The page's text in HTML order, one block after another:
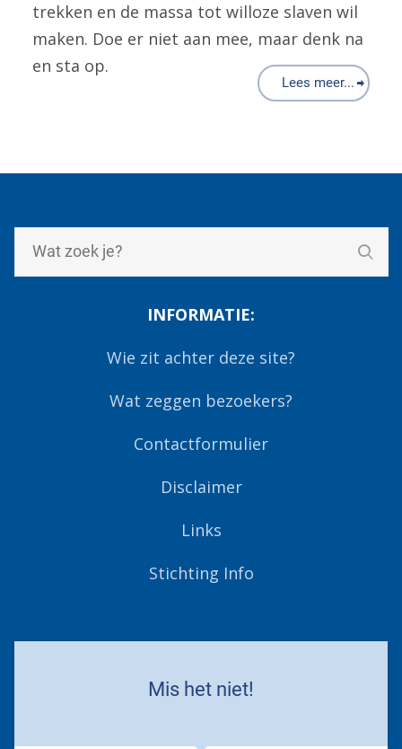
trekken en de massa tot willoze slaven wil
maken. Doe er niet aan mee, maar denk na
en sta op.
Lees meer...
INFORMATIE:
Wie zit achter deze site?
Wat zeggen bezoekers?
Contactformulier
Disclaimer
Links
Stichting Info
Mis het niet!